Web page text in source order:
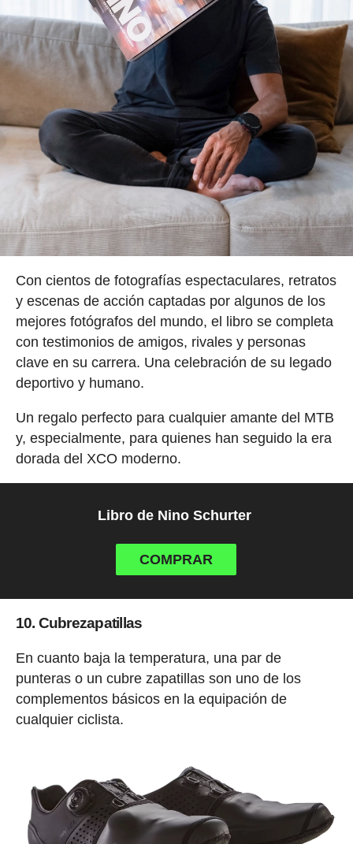
Con cientos de fotografías espectaculares, retratos
y escenas de acción captadas por algunos de los
mejores fotógrafos del mundo, el libro se completa
con testimonios de amigos, rivales y personas
clave en su carrera. Una celebración de su legado
deportivo y humano.
Un regalo perfecto para cualquier amante del MTB
y, especialmente, para quienes han seguido la era
dorada del XCO moderno.
Libro de Nino Schurter
COMPRAR
10. Cubrezapatillas
En cuanto baja la temperatura, una par de
punteras o un cubre zapatillas son uno de los
complementos básicos en la equipación de
cualquier ciclista.